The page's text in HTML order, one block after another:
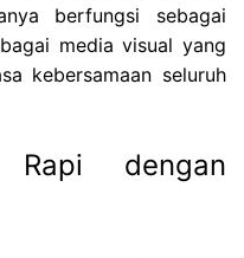
berfungsi sebagai
media visual yang
kebersamaan seluruh
Rapi dengan